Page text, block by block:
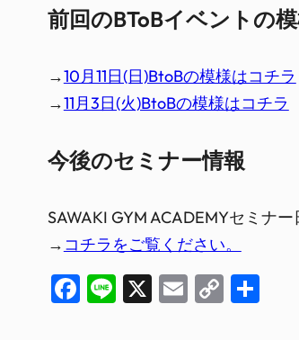
前回のBToBイベントの
→10月11日(日)BtoBの模様はコチラ
→11月3日(火)BtoBの模様はコチラ
今後のセミナー情報
SAWAKI GYM ACADEMYセミナー
→ コチラをご覧ください。
Facebook
Line
X Email
Copy
共